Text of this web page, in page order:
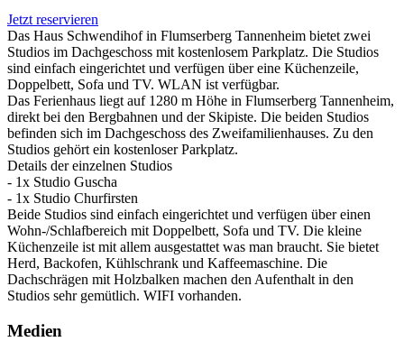
Jetzt reservieren
Das Haus Schwendihof in Flumserberg Tannenheim bietet zwei
Studios im Dachgeschoss mit kostenlosem Parkplatz. Die Studios
sind einfach eingerichtet und verfügen über eine Küchenzeile,
Doppelbett, Sofa und TV. WLAN ist verfügbar.
Das Ferienhaus liegt auf 1280 m Höhe in Flumserberg Tannenheim,
direkt bei den Bergbahnen und der Skipiste. Die beiden Studios
befinden sich im Dachgeschoss des Zweifamilienhauses. Zu den
Studios gehört ein kostenloser Parkplatz.
Details der einzelnen Studios
- 1x Studio Guscha
- 1x Studio Churfirsten
Beide Studios sind einfach eingerichtet und verfügen über einen
Wohn-/Schlafbereich mit Doppelbett, Sofa und TV. Die kleine
Küchenzeile ist mit allem ausgestattet was man braucht. Sie bietet
Herd, Backofen, Kühlschrank und Kaffeemaschine. Die
Dachschrägen mit Holzbalken machen den Aufenthalt in den
Studios sehr gemütlich. WIFI vorhanden.
Medien